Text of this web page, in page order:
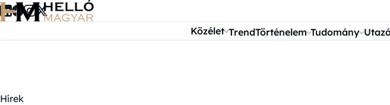
Ugrás a tartalomra
Közélet TrendTörténelem Tudomány
Hírek